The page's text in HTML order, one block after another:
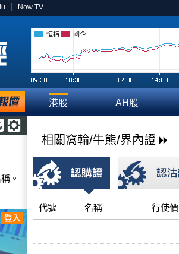
Now TV
恒指 國企
港股 AH股
。
相關窩輪/牛熊/界內證
代號 名稱 行使價